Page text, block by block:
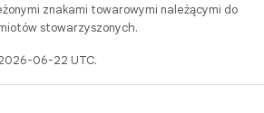
znakami towarowymi należącymi do
stowarzyszonych.
06-22 UTC.